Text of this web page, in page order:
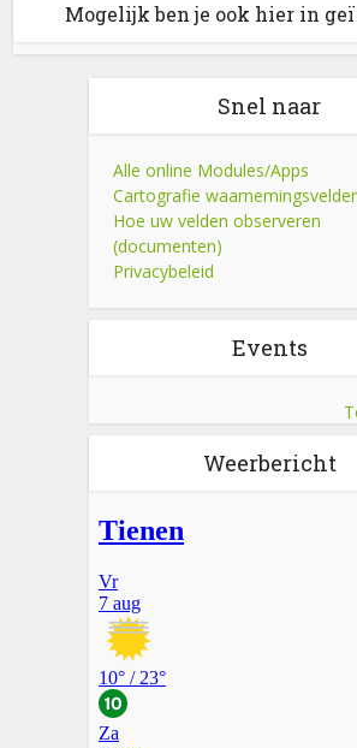
Mogelijk ben je ook hier in
Snel naar
Alle online Modules/Apps
Cartografie
Hoe uw velden observeren
(documenten)
Privacybeleid
Events
Weerbericht